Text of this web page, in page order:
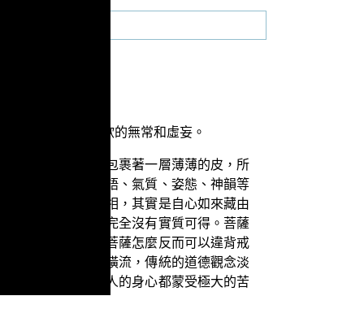
，如何來觀察淫欲的無常和虛妄。
不淨，只是因為包裹著一層薄薄的皮，所
是因為有情的言語、氣質、姿態、神韻等
見到的這個色塵相，其實是自心如來藏由
自食津液而已，完全沒有實質可得。菩薩
中修學才對啊，菩薩怎麼反而可以違背戒
男女混雜，物欲橫流，傳統的道德觀念淡
不僅使自己和他人的身心都蒙受極大的苦